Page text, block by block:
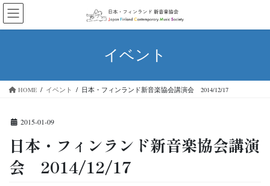
コ
ン
テ
ス
ナ
ビ
ゲ
ン
イベント
HOME イベント 日本・フィンランド新音楽協会講演会 2014/12/17
2015-01-09
日本・フィンランド新音楽協会講演
会 2014/12/17